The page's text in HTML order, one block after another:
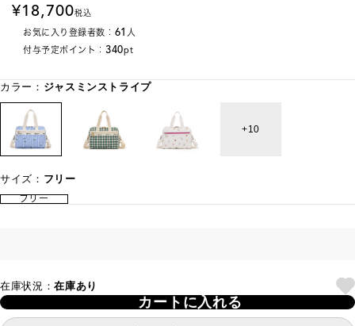
18,700税込
お気に入り登録者数： 61 人
付与予定ポイント： 340pt
カラー： ジャスミンストライプ
10
サイズ： フリー
フリー
在庫状況：在庫あり
カートに入れる